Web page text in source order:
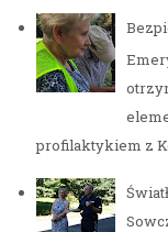
profilaktykiem z